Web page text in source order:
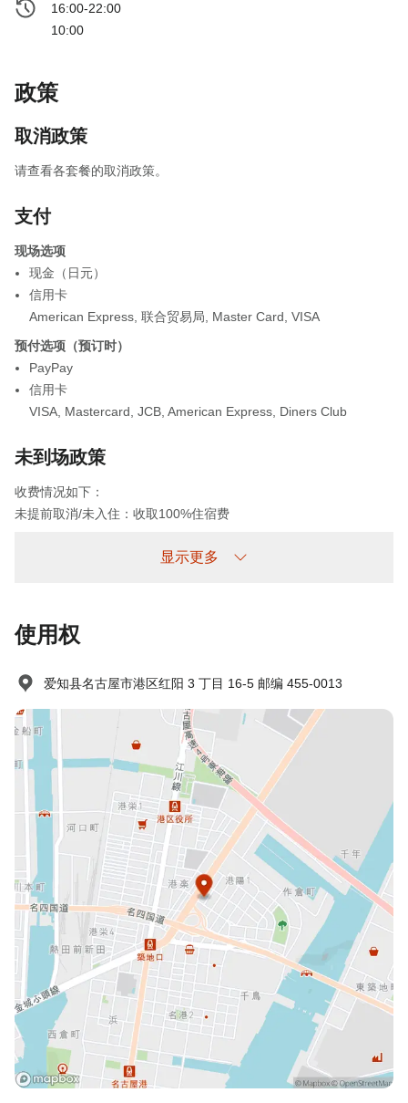
16:00-22:00
10:00
政策
取消政策
请查看各套餐的取消政策。
支付
现场选项
现金（日元）
信用卡
American Express 联合贸易局 Master Card VISA
预付选项（预订时）
PayPay
信用卡
VISA Mastercard JCB American Express Diners Club
未到场政策
收费情况如下：
未提前取消/未入住：收取100%住宿费
显示更多
使用权
爱知县名古屋市港区红阳 3 丁目 16-5 邮编 455-0013